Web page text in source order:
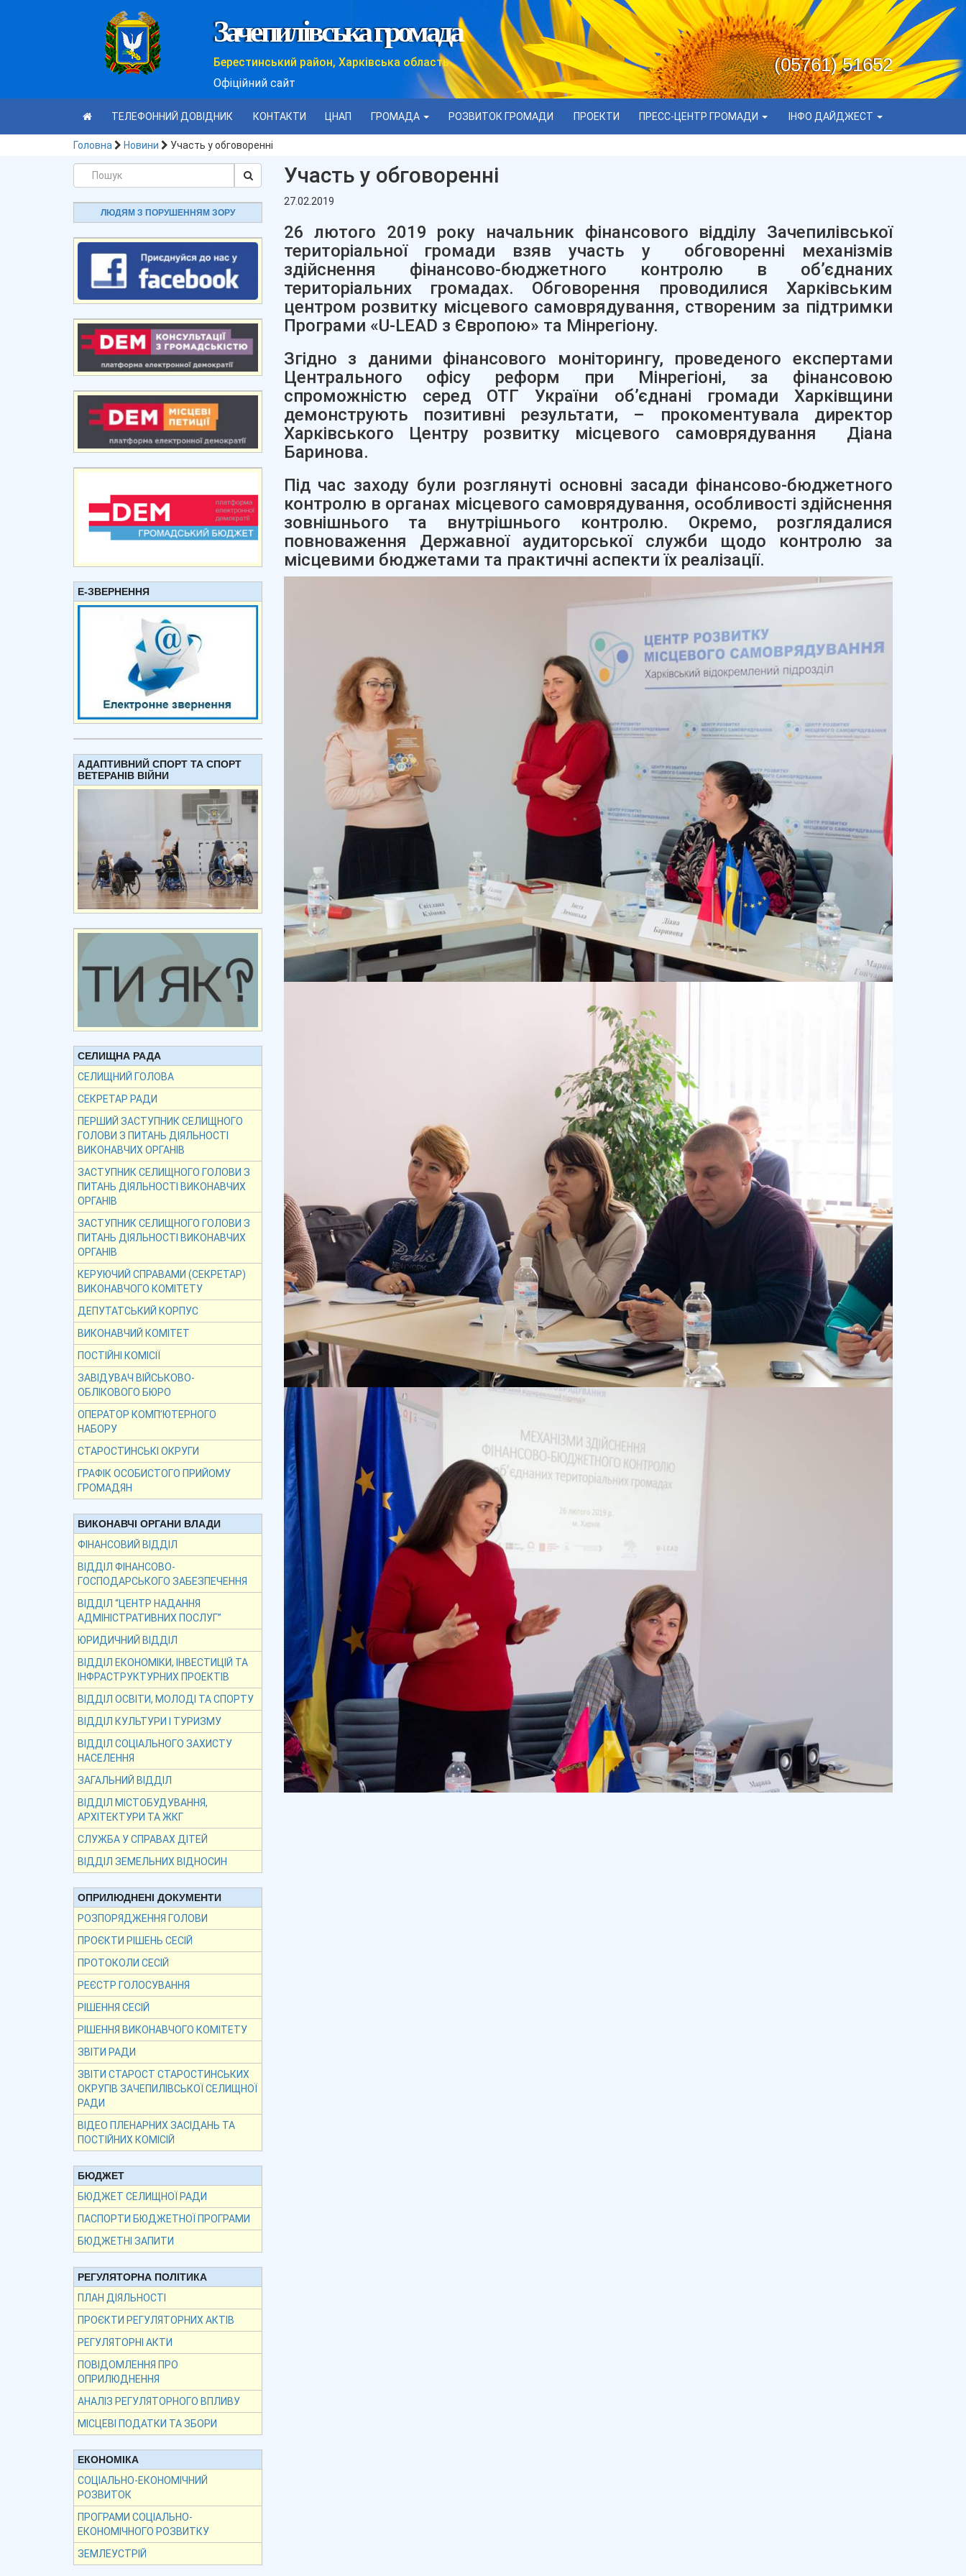
Зачепилівська громада
Берестинський район, Харківська область
Офіційний сайт
(05761) 51652
ТЕЛЕФОННИЙ ДОВІДНИК КОНТАКТИ ЦНАП ГРОМАДА РОЗВИТОК ГРОМАДИ ПРОЕКТИ ПРЕСС-ЦЕНТР ГРОМАДИ ІНФО ДАЙДЖЕСТ
Головна Новини Участь у обговоренні
ЛЮДЯМ З ПОРУШЕННЯМ ЗОРУ
Е-ЗВЕРНЕННЯ
АДАПТИВНИЙ СПОРТ ТА СПОРТ
ВЕТЕРАНІВ ВІЙНИ
СЕЛИЩНА РАДА
СЕЛИЩНИЙ ГОЛОВА
СЕКРЕТАР РАДИ
ПЕРШИЙ ЗАСТУПНИК СЕЛИЩНОГО
ГОЛОВИ З ПИТАНЬ ДІЯЛЬНОСТІ
ВИКОНАВЧИХ ОРГАНІВ
ЗАСТУПНИК СЕЛИЩНОГО ГОЛОВИ З
ПИТАНЬ ДІЯЛЬНОСТІ ВИКОНАВЧИХ
ОРГАНІВ
ЗАСТУПНИК СЕЛИЩНОГО ГОЛОВИ З
ПИТАНЬ ДІЯЛЬНОСТІ ВИКОНАВЧИХ
ОРГАНІВ
КЕРУЮЧИЙ СПРАВАМИ (СЕКРЕТАР)
ВИКОНАВЧОГО КОМІТЕТУ
ДЕПУТАТСЬКИЙ КОРПУС
ВИКОНАВЧИЙ КОМІТЕТ
ПОСТІЙНІ КОМІСІЇ
ЗАВІДУВАЧ ВІЙСЬКОВО-
ОБЛІКОВОГО БЮРО
ОПЕРАТОР КОМП’ЮТЕРНОГО
НАБОРУ
СТАРОСТИНСЬКІ ОКРУГИ
ГРАФІК ОСОБИСТОГО ПРИЙОМУ
ГРОМАДЯН
ВИКОНАВЧІ ОРГАНИ ВЛАДИ
ФІНАНСОВИЙ ВІДДІЛ
ВІДДІЛ ФІНАНСОВО-
ГОСПОДАРСЬКОГО ЗАБЕЗПЕЧЕННЯ
ВІДДІЛ “ЦЕНТР НАДАННЯ
АДМІНІСТРАТИВНИХ ПОСЛУГ”
ЮРИДИЧНИЙ ВІДДІЛ
ВІДДІЛ ЕКОНОМІКИ, ІНВЕСТИЦІЙ ТА
ІНФРАСТРУКТУРНИХ ПРОЕКТІВ
ВІДДІЛ ОСВІТИ, МОЛОДІ ТА СПОРТУ
ВІДДІЛ КУЛЬТУРИ І ТУРИЗМУ
ВІДДІЛ СОЦІАЛЬНОГО ЗАХИСТУ
НАСЕЛЕННЯ
ЗАГАЛЬНИЙ ВІДДІЛ
ВІДДІЛ МІСТОБУДУВАННЯ,
АРХІТЕКТУРИ ТА ЖКГ
СЛУЖБА У СПРАВАХ ДІТЕЙ
ВІДДІЛ ЗЕМЕЛЬНИХ ВІДНОСИН
ОПРИЛЮДНЕНІ ДОКУМЕНТИ
РОЗПОРЯДЖЕННЯ ГОЛОВИ
ПРОЄКТИ РІШЕНЬ СЕСІЙ
ПРОТОКОЛИ СЕСІЙ
РЕЄСТР ГОЛОСУВАННЯ
РІШЕННЯ СЕСІЙ
РІШЕННЯ ВИКОНАВЧОГО КОМІТЕТУ
ЗВІТИ РАДИ
ЗВІТИ СТАРОСТ СТАРОСТИНСЬКИХ
ОКРУГІВ ЗАЧЕПИЛІВСЬКОЇ СЕЛИЩНОЇ
РАДИ
ВІДЕО ПЛЕНАРНИХ ЗАСІДАНЬ ТА
ПОСТІЙНИХ КОМІСІЙ
БЮДЖЕТ
БЮДЖЕТ СЕЛИЩНОЇ РАДИ
ПАСПОРТИ БЮДЖЕТНОЇ ПРОГРАМИ
БЮДЖЕТНІ ЗАПИТИ
РЕГУЛЯТОРНА ПОЛІТИКА
ПЛАН ДІЯЛЬНОСТІ
ПРОЄКТИ РЕГУЛЯТОРНИХ АКТІВ
РЕГУЛЯТОРНІ АКТИ
ПОВІДОМЛЕННЯ ПРО
ОПРИЛЮДНЕННЯ
АНАЛІЗ РЕГУЛЯТОРНОГО ВПЛИВУ
МІСЦЕВІ ПОДАТКИ ТА ЗБОРИ
ЕКОНОМІКА
СОЦІАЛЬНО-ЕКОНОМІЧНИЙ
РОЗВИТОК
ПРОГРАМИ СОЦІАЛЬНО-
ЕКОНОМІЧНОГО РОЗВИТКУ
ЗЕМЛЕУСТРІЙ
Участь у обговоренні
27.02.2019
26 лютого 2019 року начальник фінансового відділу Зачепилівської
територіальної громади взяв участь у обговоренні механізмів
здійснення фінансово-бюджетного контролю в об’єднаних
територіальних громадах. Обговорення проводилися Харківським
центром розвитку місцевого самоврядування, створеним за підтримки
Програми «U-LEAD з Європою» та Мінрегіону.
Згідно з даними фінансового моніторингу, проведеного експертами
Центрального офісу реформ при Мінрегіоні, за фінансовою
спроможністю серед ОТГ України об’єднані громади Харківщини
демонструють позитивні результати, – прокоментувала директор
Харківського Центру розвитку місцевого самоврядування Діана
Баринова.
Під час заходу були розглянуті основні засади фінансово-бюджетного
контролю в органах місцевого самоврядування, особливості здійснення
зовнішнього та внутрішнього контролю. Окремо, розглядалися
повноваження Державної аудиторської служби щодо контролю за
місцевими бюджетами та практичні аспекти їх реалізації.